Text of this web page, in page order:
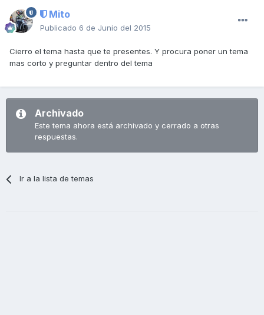
Mito
Publicado 6 de Junio del 2015
Cierro el tema hasta que te presentes. Y procura poner un tema
mas corto y preguntar dentro del tema
Archivado
Este tema ahora está archivado y cerrado a otras
respuestas.
Ir a la lista de temas